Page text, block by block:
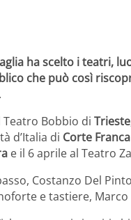
ha scelto i teatri,
che può così
.
Teatro Bobbio di Trieste
d’Italia di Corte Franca
e il 6 aprile al Teatro
Costanzo Del
e tastiere,